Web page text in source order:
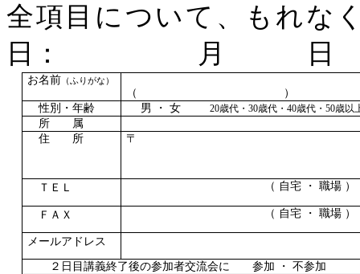
全項目について、も
日： 月 日
お名前 （ふりがな）
（ ）
性別・年齢
男 ・ 女 20歳代・30歳代・40歳代・50
所 属
住 所
〒
ＴＥＬ （ 自宅 ・ 職場 ）
ＦＡＸ （ 自宅 ・ 職場 ）
メールアドレス
２ 日目講義終了後の参加者交流会に 参加 ・
不参加